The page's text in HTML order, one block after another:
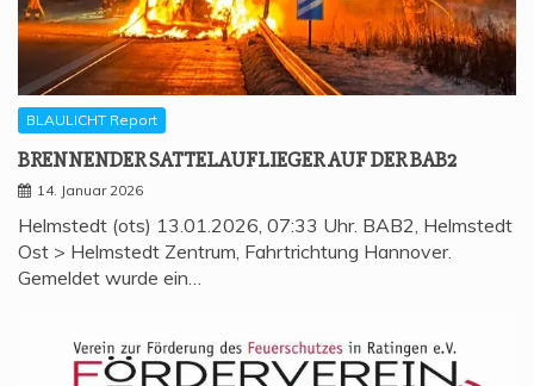
BLAULICHT Report
BREN­NEN­DER SAT­TEL­AUF­LIE­GER AUF DER BAB2
14. Januar 2026
Helmstedt (ots) 13.01.2026, 07:33 Uhr. BAB2, Helmstedt
Ost > Helmstedt Zentrum, Fahrtrichtung Hannover.
Gemeldet wurde ein…